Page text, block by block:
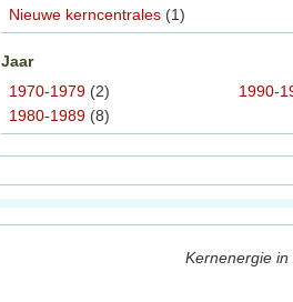
Nieuwe kerncentrales (1)
Jaar
1970-1979 (2)
1980-1989 (8)
1990-
Kernenergie in